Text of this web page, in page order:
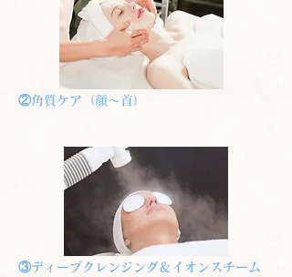
②角質ケア（顔～首）
③ディープクレンジング＆イオンスチーム